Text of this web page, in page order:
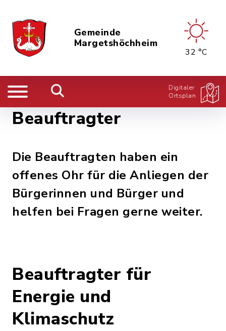
Gemeinde
Margetshöchheim
32 °C
Digitaler
Ortsplan
Beauftragter
Die Beauftragten haben ein
offenes Ohr für die Anliegen der
Bürgerinnen und Bürger und
helfen bei Fragen gerne weiter.
Beauftragter für
Energie und
Klimaschutz